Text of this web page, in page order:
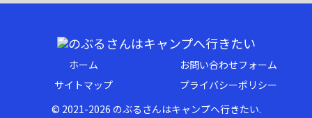
ホーム
お問い合わせフォーム
サイトマップ
プライバシーポリシー
© 2021-2026 のぶるさんはキャンプへ行きたい.